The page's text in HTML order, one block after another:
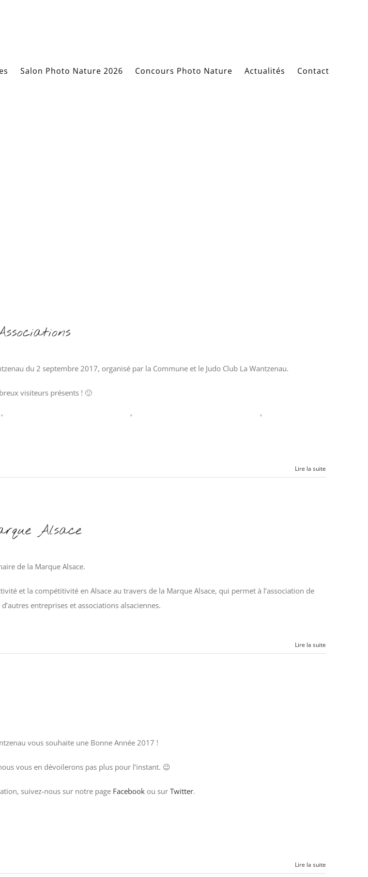
Salon Photo Nature 2026 Concours Photo Nature Actualités Contact
du 2 septembre 2017, organisé par la Commune et le Judo Club La Wantzenau.
visiteurs présents ! 🙂
Lire la suite
Alsace
de la Marque Alsace.
et la compétitivité en Alsace au travers de la Marque Alsace, qui permet à l’association de
entreprises et associations alsaciennes.
Lire la suite
vous souhaite une Bonne Année 2017 !
vous en dévoilerons pas plus pour l’instant. 😉
suivez-nous sur notre page Facebook ou sur Twitter.
Lire la suite